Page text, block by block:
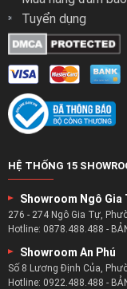
Tuyển dụng
HỆ THỐNG 15
Showroom Ngô Gia
276 - 274 Ngô Gia Tự,
Hotline: 0878.488.488 -
Showroom An Phú
Số 8 Lương Định Của,
Hotline: 0922.488.488 -